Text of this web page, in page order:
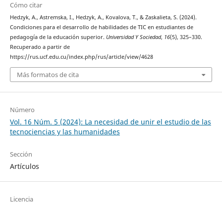
Cómo citar
Hedzyk, A., Astremska, I., Hedzyk, A., Kovalova, T., & Zaskalieta, S. (2024).
Condiciones para el desarrollo de habilidades de TIC en estudiantes de
pedagogía de la educación superior. Universidad Y Sociedad, 16(5), 325–330.
Recuperado a partir de
https://rus.ucf.edu.cu/index.php/rus/article/view/4628
Más formatos de cita
Número
Vol. 16 Núm. 5 (2024): La necesidad de unir el estudio de las
tecnociencias y las humanidades
Sección
Artículos
Licencia